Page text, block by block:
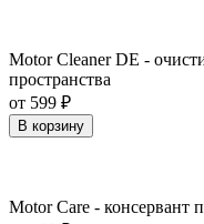
Motor Cleaner DE -
пространства
от 599 ₽
В корзину
Motor Care - консервант